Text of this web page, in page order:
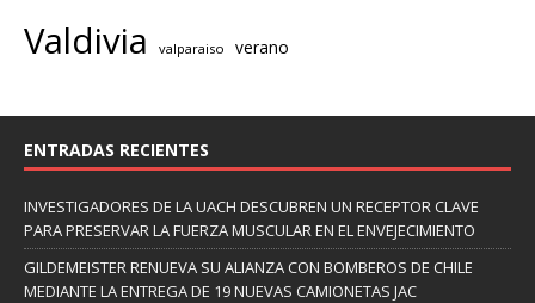
Valdivia valparaiso verano
ENTRADAS RECIENTES
INVESTIGADORES DE LA UACH DESCUBREN UN RECEPTOR CLAVE
PARA PRESERVAR LA FUERZA MUSCULAR EN EL ENVEJECIMIENTO
GILDEMEISTER RENUEVA SU ALIANZA CON BOMBEROS DE CHILE
MEDIANTE LA ENTREGA DE 19 NUEVAS CAMIONETAS JAC